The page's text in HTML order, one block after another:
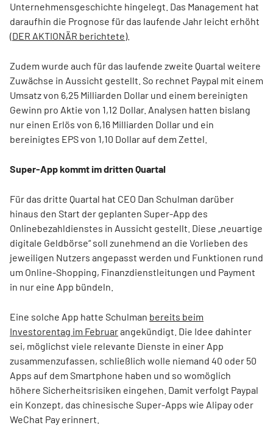
Unternehmensgeschichte hingelegt. Das Management hat
daraufhin die Prognose für das laufende Jahr leicht erhöht
(DER AKTIONÄR berichtete).
Zudem wurde auch für das laufende zweite Quartal weitere
Zuwächse in Aussicht gestellt. So rechnet Paypal mit einem
Umsatz von 6,25 Milliarden Dollar und einem bereinigten
Gewinn pro Aktie von 1,12 Dollar. Analysen hatten bislang
nur einen Erlös von 6,16 Milliarden Dollar und ein
bereinigtes EPS von 1,10 Dollar auf dem Zettel.
Super-App kommt im dritten Quartal
Für das dritte Quartal hat CEO Dan Schulman darüber
hinaus den Start der geplanten Super-App des
Onlinebezahldienstes in Aussicht gestellt. Diese „neuartige
digitale Geldbörse“ soll zunehmend an die Vorlieben des
jeweiligen Nutzers angepasst werden und Funktionen rund
um Online-Shopping, Finanzdienstleitungen und Payment
in nur eine App bündeln.
Eine solche App hatte Schulman bereits beim
Investorentag im Februarangekündigt. Die Idee dahinter
sei, möglichst viele relevante Dienste in einer App
zusammenzufassen, schließlich wolle niemand 40 oder 50
Apps auf dem Smartphone haben und so womöglich
höhere Sicherheitsrisiken eingehen. Damit verfolgt Paypal
ein Konzept, das chinesische Super-Apps wie Alipay oder
WeChat Pay erinnert.